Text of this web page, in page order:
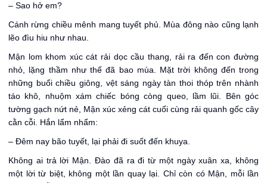
– Sao hở em?
Cánh rừng chiều mênh mang tuyết phủ. Mùa đông nào cũng lạnh
lẽo đìu hiu như nhau.
Mận lom khom xúc cát rải dọc cầu thang, rải ra đến con đường
nhỏ, lặng thầm như thế đã bao mùa. Mặt trời không đến trong
những buổi chiều giông, vệt sáng ngày tàn thoi thóp trên nhành
táo khô, nhuộm xám chiếc bóng còng queo, lầm lũi. Bên góc
tường gạch nứt nẻ, Mận xúc xẻng cát cuối cùng rải quanh gốc cây
cằn cỗi. Hắn lẩm nhẩm:
– Đêm nay bão tuyết, lại phải đi suốt đến khuya.
Không ai trả lời Mận. Đào đã ra đi từ một ngày xuân xa, không
một lời từ biệt, không một lần quay lại. Chỉ còn có Mận, mỗi lần